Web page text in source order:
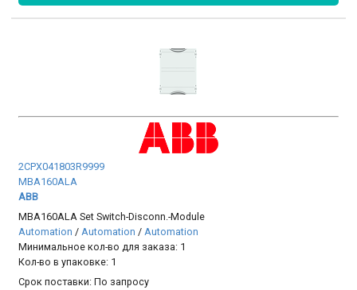
2CPX041803R9999
MBA160ALA
ABB
MBA160ALA Set Switch-Disconn.-Module
Automation / Automation / Automation
Минимальное кол-во для заказа: 1
Кол-во в упаковке: 1
Срок поставки:По запросу